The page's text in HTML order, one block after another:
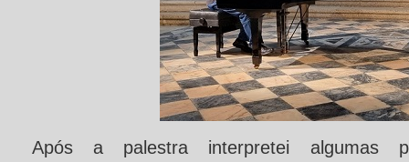
Após a palestra interpretei algumas